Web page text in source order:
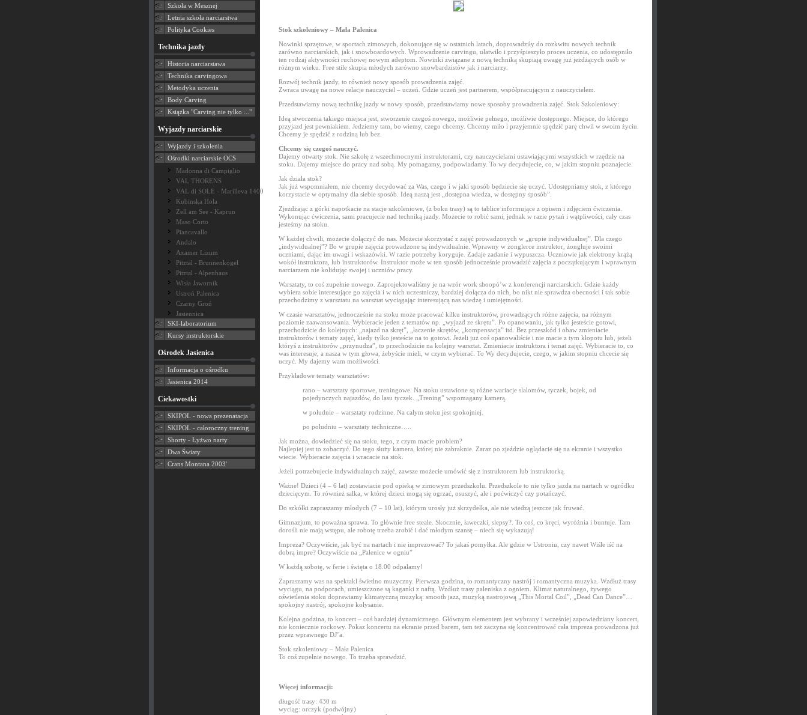
Szkoła w Mesznej
Letnia szkoła narciarstwa
Polityka Cookies
Technika jazdy
Historia narciarstawa
Technika carvingowa
Metodyka uczenia
Body Carving
Książka "Carving nie tylko ..."
Wyjazdy narciarskie
Wyjazdy i szkolenia
Ośrodki narciarskie OCS
Madonna di Campiglio
VAL THORENS
VAL di SOLE - Marilleva 1400
Kubinska Hola
Zell am See - Kaprun
Maso Corto
Piancavallo
Andalo
Axamer Lizum
Pitztal - Brunnenkogel
Pitztal - Alpenhaus
Wisła Jawornik
Ustroń Palenica
Czarny Groń
Jasiennica
SKI-laboratorium
Kursy instruktorskie
Ośrodek Jasienica
Informacja o ośrodku
Jasienica 2014
Ciekawostki
SKIPOL - nowa prezenatacja
SKIPOL - całoroczny trening
Shorty - Łyżwo narty
Dwa Światy
Crans Montana 2003'
Stok szkoleniowy – Mała Palenica
Nowinki sprzętowe, w sportach zimowych, dokonujące się w ostatnich latach, doprowadziły do rozkwitu nowych technik
zarówno narciarskich, jak i snowboardowych. Wprowadzenie carvingu, ułatwiło i przyśpieszyło proces uczenia, co udostępniło
ten rodzaj aktywności ruchowej nowym adeptom. Nowinki związane z nową techniką skupiają uwagę już jeżdżących osób w
różnym wieku. Free stile skupia młodych zarówno snowbardzistów jak i narciarzy.
Rozwój technik jazdy, to również nowy sposób prowadzenia zajęć.
Zwraca uwagę na nowe relacje nauczyciel – uczeń. Gdzie uczeń jest partnerem, współpracującym z nauczycielem.
Przedstawiamy nową technikę jazdy w nowy sposób, przedstawiamy nowe sposoby prowadzenia zajęć. Stok Szkoleniowy:
Ideą stworzenia takiego miejsca jest, stworzenie czegoś nowego, możliwie pełnego, możliwie dostępnego. Miejsce, do którego
przyjazd jest pewniakiem. Jedziemy tam, bo wiemy, czego chcemy. Chcemy miło i przyjemnie spędzić parę chwil w swoim życiu.
Chcemy je spędzić z rodziną lub bez.
Chcemy się czegoś nauczyć.
Dajemy otwarty stok. Nie szkołę z wszechmocnymi instruktorami, czy nauczycielami ustawiającymi wszystkich w rzędzie na
stoku. Dajemy miejsce do pracy nad sobą. My pomagamy, podpowiadamy. To wy decydujecie, co, w jakim stopniu poznajecie.
Jak działa stok?
Jak już wspomniałem, nie chcemy decydować za Was, czego i w jaki sposób będziecie się uczyć. Udostępniamy stok, z którego
korzystacie w optymalny dla siebie sposób. Ideą naszą jest „dostępna wiedza, w dostępny sposób”.
Zjeżdżając z górki napotkacie na stacje szkoleniowe, (z boku trasy) są to tablice informujące z opisem i zdjęciem ćwiczenia.
Wykonując ćwiczenia, sami pracujecie nad techniką jazdy. Możecie to robić sami, jednak w razie pytań i wątpliwości, cały czas
jesteśmy na stoku.
W każdej chwili, możecie dołączyć do nas. Możecie skorzystać z zajęć prowadzonych w „grupie indywidualnej”. Dla czego
„indywidualnej”? Bo w grupie zajęcia prowadzone są indywidualnie. Wprawny w żonglerce instruktor, żongluje swoimi
uczniami, dając im uwagi i wskazówki. W razie potrzeby koryguje. Zadaje zadanie i wypuszcza. Uczniowie jak elektrony krążą
wokół instruktora, lub instruktorów. Instruktor może w ten sposób jednocześnie prowadzić zajęcia z początkującym i wprawnym
narciarzem nie kolidując swojej i uczniów pracy.
Warsztaty, to coś zupełnie nowego. Zaprojektowaliśmy je na wzór work shoopó’w z konferencji narciarskich. Gdzie każdy
wybiera sobie interesujące go zajęcia i w nich uczestniczy, bardziej dołącza do nich, bo nikt nie sprawdza obecności i tak sobie
przechodzimy z warsztatu na warsztat wyciągając interesującą nas wiedzę i umiejętności.
W czasie warsztatów, jednocześnie na stoku może pracować kilku instruktorów, prowadzących różne zajęcia, na różnym
poziomie zaawansowania. Wybieracie jeden z tematów np. „wyjazd ze skrętu”. Po opanowaniu, jak tylko jesteście gotowi,
przechodzicie do kolejnych: „najazd na skręt”, „łaczenie skrętów, „kompensacja” itd. Bez przeszkód i obaw zmieniacie
instruktorów i tematy zajęć, kiedy tylko jesteście na to gotowi. Jeżeli już coś opanowaliście i nie macie z tym kłopotu lub, jeżeli
któryś z instruktorów „przynudza”, to przechodzicie na kolejny warsztat. Zmieniacie instruktora i temat zajęć. Wybieracie to, co
was interesuje, a nasza w tym głowa, żebyście mieli, w czym wybierać. To Wy decydujecie, czego, w jakim stopniu chcecie się
uczyć. My dajemy wam możliwości.
Przykładowe tematy warsztatów:
rano – warsztaty sportowe, treningowe. Na stoku ustawione są różne wariacje slalomów, tyczek, bojek, od
pojedynczych najazdów, do lasu tyczek. „Trening” wspomagany kamerą.
w południe – warsztaty rodzinne. Na całym stoku jest spokojniej.
po południu – warsztaty techniczne…..
Jak można, dowiedzieć się na stoku, tego, z czym macie problem?
Najlepiej jest to zobaczyć. Do tego służy kamera, której nie zabraknie. Zaraz po zjeździe oglądacie się na ekranie i wszystko
wiecie. Wybieracie zajęcia i wracacie na stok.
Jeżeli potrzebujecie indywidualnych zajęć, zawsze możecie umówić się z instruktorem lub instruktorką.
Ważne! Dzieci (4 – 6 lat) zostawiacie pod opieką w zimowym przedszkolu. Przedszkole to nie tylko jazda na nartach w ogródku
dziecięcym. To również salka, w której dzieci mogą się ogrzać, osuszyć, ale i poćwiczyć czy potańczyć.
Do szkółki zapraszamy młodych (7 – 10 lat), którym urosły już skrzydełka, ale nie wiedzą jeszcze jak fruwać.
Gimnazjum, to poważna sprawa. To głównie free steale. Skocznie, ławeczki, slepsy?. To coś, co kręci, wyróżnia i buntuje. Tam
dorośli nie mają wstępu, ale robotę trzeba zrobić i dać młodym szansę – niech się wykazują!
Impreza? Oczywiście, jak być na nartach i nie imprezować? To jakaś pomyłka. Ale gdzie w Ustroniu, czy nawet Wiśle iść na
dobrą impre? Oczywiście na „Palenice w ogniu”
W każdą sobotę, w ferie i święta o 18.00 odpalamy!
Zapraszamy was na spektakl świetlno muzyczny. Pierwsza godzina, to romantyczny nastrój i romantyczna muzyka. Wzdłuż trasy
wyciągu, na podporach, umieszczone są kaganki z naftą. Wzdłuż trasy paleniska z ogniem. Klimat naturalnego, żywego
oświetlenia stoku doprawiamy klimatyczną muzyką: smooth jazz, muzyką nastrojową „This Mortal Coil”, „Dead Can Dance”…
spokojny nastrój, spokojne kołysanie.
Kolejna godzina, to koncert – coś bardziej dynamicznego. Głównym elementem jest wybrany i wcześniej zapowiedziany koncert,
nie koniecznie rockowy. Pokaz koncertu na ekranie przed barem, tam też zaczyna się koncentrować cała impreza prowadzona już
przez wprawnego DJ’a.
Stok szkoleniowy – Mała Palenica
To coś zupełnie nowego. To trzeba sprawdzić.
Więcej informacji:
długość trasy: 430 m
wyciąg: orczyk (podwójny)